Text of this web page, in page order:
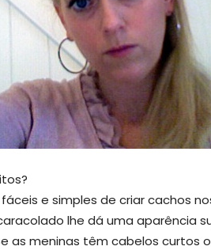
e simples de criar cachos
lhe dá uma aparência
as meninas têm cabelos curtos